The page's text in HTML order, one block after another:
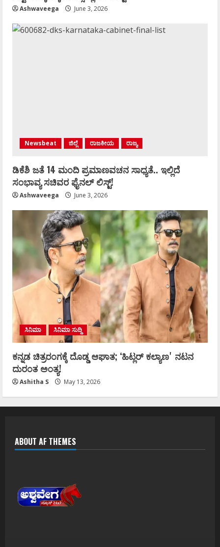
Ashwaveega June 3, 2026
Newsbeat ಜಿಲ್ಲೆ ರಾಜಕೀಯ ರಾಜ್ಯ
ಡಿಕೆಶಿ ಜತೆ 14 ಮಂದಿ ಪ್ರಮಾಣವಚನ ಸಾಧ್ಯತೆ.. ಇಲ್ಲಿದೆ
ಸಂಭಾವ್ಯ ಸಚಿವರ ಫೈನಲ್ ಲಿಸ್ಟ್‌!
Ashwaveega June 3, 2026
ಸಿನಿಮಾ ಸಿನಿಮಾ ಸುದ್ದಿ
ಕನ್ನಡ ಚಿತ್ರರಂಗಕ್ಕೆ ದೊಡ್ಡ ಆಘಾತ; ʻಹಿಟ್ಲರ್ ಕಲ್ಯಾಣʼ ನಟನ
ದುರಂತ ಅಂತ್ಯ!
Ashitha S May 13, 2026
ABOUT AF THEMES